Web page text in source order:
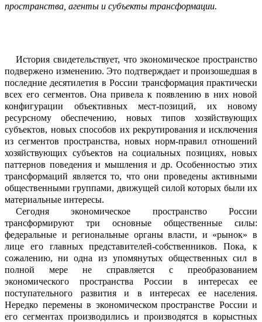
пространства, агенты и субъекты трансформации.
История свидетельствует, что экономическое пространство
подвержено изменению. Это подтверждает и произошедшая в
последние десятилетия в России трансформация практически
всех его сегментов.Она привела к появлению в них новой
конфигурации объективных мест-позиций, их новому
ресурсному обеспечению, новых типов хозяйствующих
субъектов, новых способов их рекрутирования и исключения
из сегментов пространства, новых норм-правил отношений
хозяйствующих субъектов на социальных позициях, новых
паттернов поведения и мышления и др. Особенностью этих
трансформаций является то, что они проведены активными
общественными группами, движущей силой которых были их
материальные интересы.
Сегодня экономическое пространство России
трансформируют три основные общественные силы:
федеральные и региональные органы власти, и «рынок» в
лице его главных представителей-собственников. Пока, к
сожалению, ни одна из упомянутых общественных сил в
полной мере не справляется с преобразованием
экономического пространства России в интересах ее
поступательного развития и в интересах ее населения.
Нередко перемены в экономическом пространстве России и
его сегментах производились и производятся в корыстных